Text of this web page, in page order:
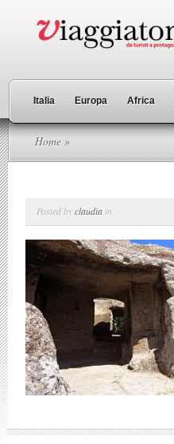
Italia Europa Africa
Home »
Posted byclaudia in